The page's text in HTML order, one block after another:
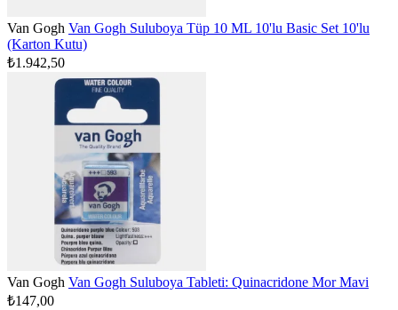
Van Gogh Van Gogh Suluboya Tüp 10 ML 10'lu Basic Set 10'lu
(Karton Kutu)
₺1.942,50
Van Gogh Van Gogh Suluboya Tableti: Quinacridone Mor Mavi
₺147,00